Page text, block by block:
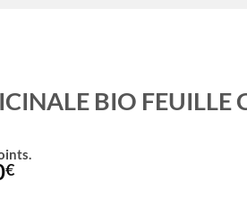
BIO FEUILLE
€Plage